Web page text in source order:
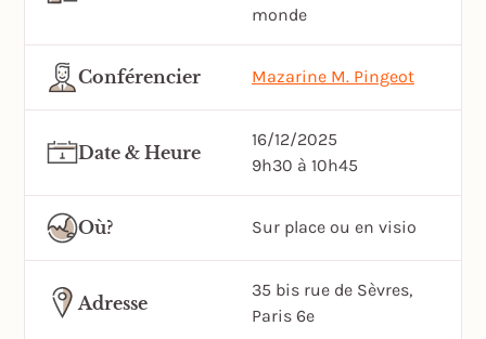
monde
Conférencier Mazarine M. Pingeot
Date & Heure
16/12/2025
9h30 à 10h45
Où? Sur place ou en visio
Adresse
35 bis rue de Sèvres,
Paris 6e